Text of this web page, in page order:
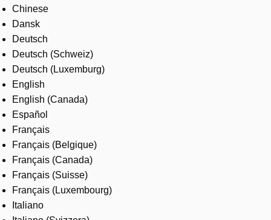
Industries
Services
About us
Where to buy
Contact us
Careers
Chinese
Dansk
Deutsch
Deutsch (Schweiz)
Deutsch (Luxemburg)
English
English (Canada)
Español
Français
Français (Belgique)
Français (Canada)
Français (Suisse)
Français (Luxembourg)
Italiano